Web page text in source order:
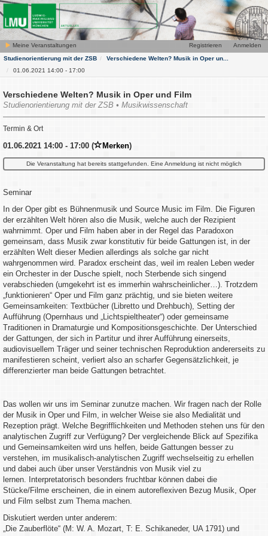
Meine Veranstaltungen Anmelden
Registrieren
Studienorientierung mit der ZSB
Verschiedene Welten? Musik in Oper un...
01.06.2021 14:00 - 17:00
Verschiedene Welten? Musik in Oper und Film
Studienorientierung mit der ZSB • Musikwissenschaft
Termin & Ort
01.06.2021 14:00 - 17:00 ( Merken)
Die Veranstaltung hat bereits stattgefunden. Eine Anmeldung ist nicht möglich
Seminar
In der Oper gibt es Bühnenmusik und Source Music im Film. Die Figuren
der erzählten Welt hören also die Musik, welche auch der Rezipient
wahrnimmt. Oper und Film haben aber in der Regel das Paradoxon
gemeinsam, dass Musik zwar konstitutiv für beide Gattungen ist, in der
erzählten Welt dieser Medien allerdings als solche gar nicht
wahrgenommen wird. Paradox erscheint das, weil im realen Leben weder
ein Orchester in der Dusche spielt, noch Sterbende sich singend
verabschieden (umgekehrt ist es immerhin wahrscheinlicher…). Trotzdem
„funktionieren“ Oper und Film ganz prächtig, und sie bieten weitere
Gemeinsamkeiten: Textbücher (Libretto und Drehbuch), Setting der
Aufführung (Opernhaus und „Lichtspieltheater“) oder gemeinsame
Traditionen in Dramaturgie und Kompositionsgeschichte. Der Unterschied
der Gattungen, der sich in Partitur und ihrer Aufführung einerseits,
audiovisuellem Träger und seiner technischen Reproduktion andererseits zu
manifestieren scheint, verliert also an scharfer Gegensätzlichkeit, je
differenzierter man beide Gattungen betrachtet.
Das wollen wir uns im Seminar zunutze machen. Wir fragen nach der Rolle
der Musik in Oper und Film, in welcher Weise sie also Medialität und
Rezeption prägt. Welche Begrifflichkeiten und Methoden stehen uns für den
analytischen Zugriff zur Verfügung? Der vergleichende Blick auf Spezifika
und Gemeinsamkeiten wird uns helfen, beide Gattungen besser zu
verstehen, im musikalisch-analytischen Zugriff wechselseitig zu erhellen
und dabei auch über unser Verständnis von Musik viel zu
lernen. Interpretatorisch besonders fruchtbar können dabei die
Stücke/Filme erscheinen, die in einem autoreflexiven Bezug Musik, Oper
und Film selbst zum Thema machen.
Diskutiert werden unter anderem:
„Die Zauberflöte“ (M: W. A. Mozart, T: E. Schikaneder, UA 1791) und